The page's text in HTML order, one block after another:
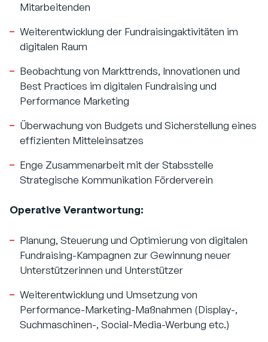
Mitarbeitenden
Weiterentwicklung der Fundraisingaktivitäten im
digitalen Raum
Beobachtung von Markttrends, Innovationen und
Best Practices im digitalen Fundraising und
Performance Marketing
Überwachung von Budgets und Sicherstellung eines
effizienten Mitteleinsatzes
Enge Zusammenarbeit mit der Stabsstelle
Strategische Kommunikation Förderverein
Operative Verantwortung:
Planung, Steuerung und Optimierung von digitalen
Fundraising-Kampagnen zur Gewinnung neuer
Unterstützerinnen und Unterstützer
Weiterentwicklung und Umsetzung von
Performance-Marketing-Maßnahmen (Display-,
Suchmaschinen-, Social-Media-Werbung etc.)